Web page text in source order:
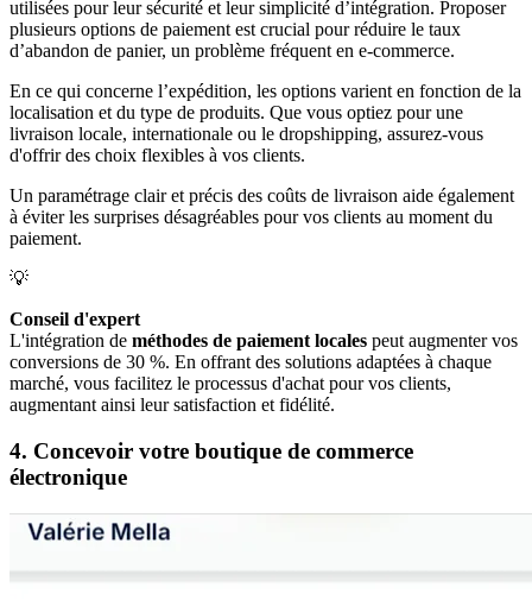
utilisées pour leur sécurité et leur simplicité d’intégration. Proposer
plusieurs options de paiement est crucial pour réduire le taux
d’abandon de panier, un problème fréquent en e-commerce.
En ce qui concerne l’expédition, les options varient en fonction de la
localisation et du type de produits. Que vous optiez pour une
livraison locale, internationale ou le dropshipping, assurez-vous
d'offrir des choix flexibles à vos clients.
Un paramétrage clair et précis des coûts de livraison aide également
à éviter les surprises désagréables pour vos clients au moment du
paiement.
💡
Conseil d'expert
L'intégration de méthodes de paiement locales peut augmenter vos
conversions de 30 %. En offrant des solutions adaptées à chaque
marché, vous facilitez le processus d'achat pour vos clients,
augmentant ainsi leur satisfaction et fidélité.
4. Concevoir votre boutique de commerce
électronique